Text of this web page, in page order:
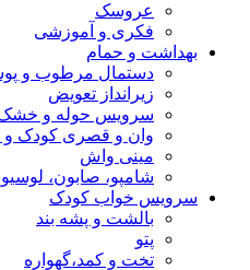
عروسک
فکری و آموزشی
بهداشت و حمام
دستمال مرطوب و
زیرانداز تعویض
سرویس حوله و
وان و قصری کودک و
مینی واش
شامپو، صابون،
سرویس خواب کودک
بالشت و پشه بند
پتو
تخت و کمد،گهواره